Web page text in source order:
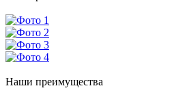
Наши преимущества